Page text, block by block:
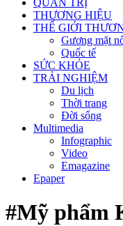
QUẢN TRỊ
THƯƠNG HIỆU
THẾ GIỚI
Gương mặt
Quốc tế
SỨC KHỎE
TRẢI NGHIỆM
Du lịch
Thời trang
Đời sống
Multimedia
Infographic
Video
Emagazine
Epaper
#Mỹ phẩm